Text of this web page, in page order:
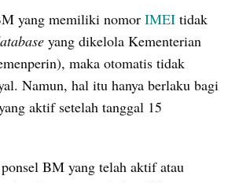
yang memiliki nomor IMEI tidak
yang dikelola Kementerian
maka otomatis tidak
Namun, hal itu hanya berlaku bagi
aktif setelah tanggal 15
BM yang telah aktif atau